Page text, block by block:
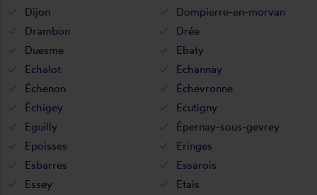
Dijon
Dompierre-en-morvan
Drambon
Drée
Duesme
Ebaty
Echalot
Echannay
Échenon
Échevronne
Échigey
Ecutigny
Eguilly
Épernay-sous-gevrey
Epoisses
Eringes
Esbarres
Essarois
Essey
Etais